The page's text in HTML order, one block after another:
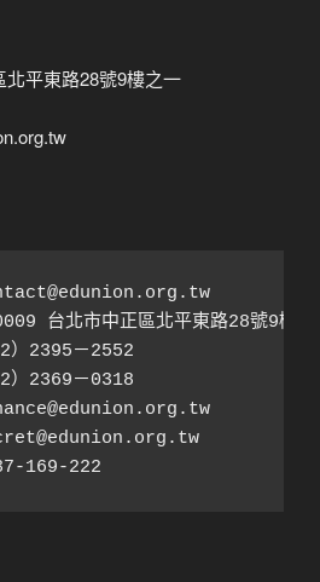
平東路28號9樓之一
台北市中正區北平東路28號9樓之
）2395－2552
）2369－0318
169-222